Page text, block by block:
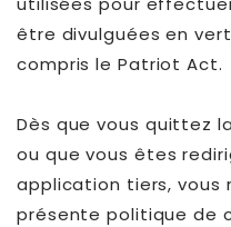
être divulguées en
compris le Patriot Act.
Dès que vous quittez
ou que vous êtes
application tiers, vous
présente politique de